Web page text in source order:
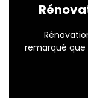
remarqué que